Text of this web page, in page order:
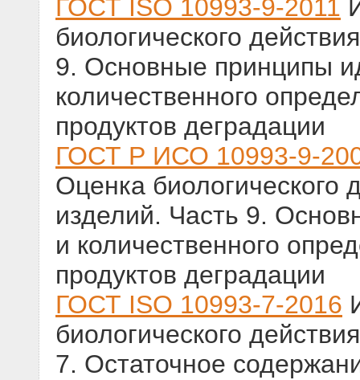
ГОСТ ISO 10993-9-2011
биологического
9. Основные принципы
количественного
продуктов деградации
ГОСТ Р ИСО 10993-9-
Оценка биологического
изделий. Часть 9.
и количественного
продуктов деградации
ГОСТ ISO 10993-7-2016
биологического
7. Остаточное